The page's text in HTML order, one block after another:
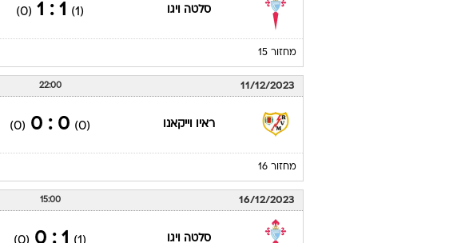
סלטה ויגו (1)
1 : 1
(0)
מחזור 15
11/12/2023
22:00
ראיו וייקאנו (0)
0 : 0
(0)
מחזור 16
16/12/2023
15:00
סלטה ויגו (1)
1 : 0
(0)